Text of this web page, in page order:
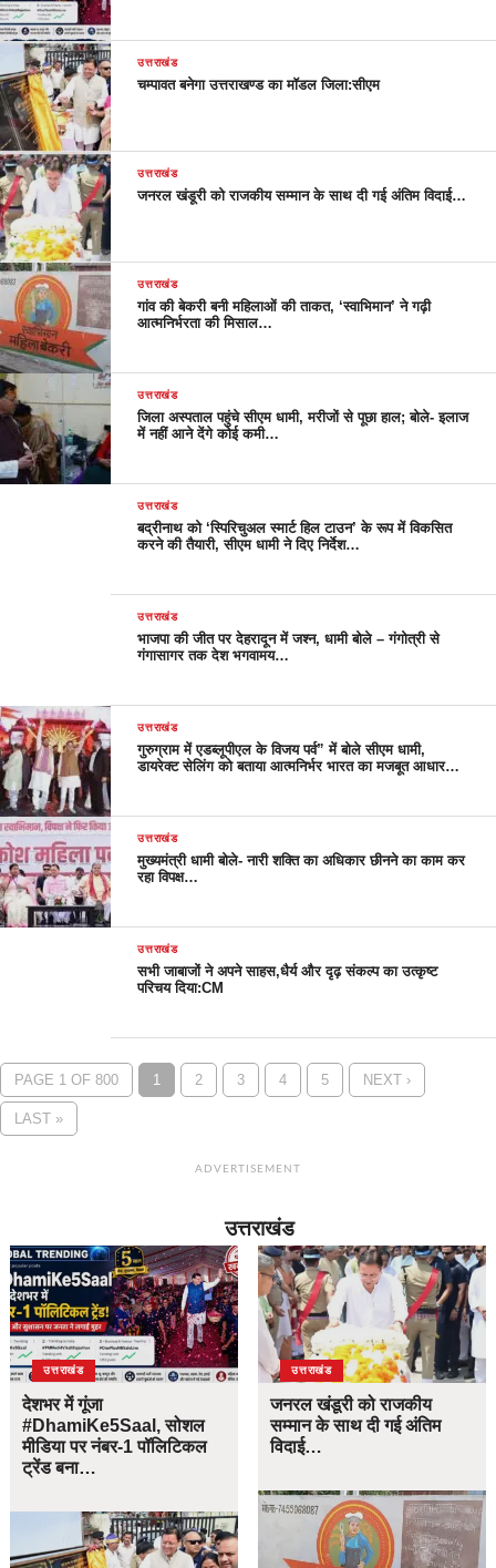
उत्तराखंड
चम्पावत बनेगा उत्तराखण्ड का मॉडल जिला:सीएम
उत्तराखंड
जनरल खंडूरी को राजकीय सम्मान के साथ दी गई अंतिम विदाई…
उत्तराखंड
गांव की बेकरी बनी महिलाओं की ताकत, ‘स्वाभिमान’ ने गढ़ी
आत्मनिर्भरता की मिसाल…
उत्तराखंड
जिला अस्पताल पहुंचे सीएम धामी, मरीजों से पूछा हाल; बोले- इलाज
में नहीं आने देंगे कोई कमी…
उत्तराखंड
बद्रीनाथ को ‘स्पिरिचुअल स्मार्ट हिल टाउन’ के रूप में विकसित
करने की तैयारी, सीएम धामी ने दिए निर्देश…
उत्तराखंड
भाजपा की जीत पर देहरादून में जश्न, धामी बोले – गंगोत्री से
गंगासागर तक देश भगवामय…
उत्तराखंड
गुरुग्राम में एडब्लूपीएल के विजय पर्व” में बोले सीएम धामी,
डायरेक्ट सेलिंग को बताया आत्मनिर्भर भारत का मजबूत आधार…
उत्तराखंड
मुख्यमंत्री धामी बोले- नारी शक्ति का अधिकार छीनने का काम कर
रहा विपक्ष…
उत्तराखंड
सभी जाबाजों ने अपने साहस,धैर्य और दृढ़ संकल्प का उत्कृष्ट
परिचय दिया:CM
PAGE 1 OF 800 1 2 3 4 5 NEXT ›
LAST »
ADVERTISEMENT
उत्तराखंड
उत्तराखंड
देशभर में गूंजा
#DhamiKe5Saal, सोशल
मीडिया पर नंबर-1 पॉलिटिकल
ट्रेंड बना…
उत्तराखंड
जनरल खंडूरी को राजकीय
सम्मान के साथ दी गई अंतिम
विदाई…